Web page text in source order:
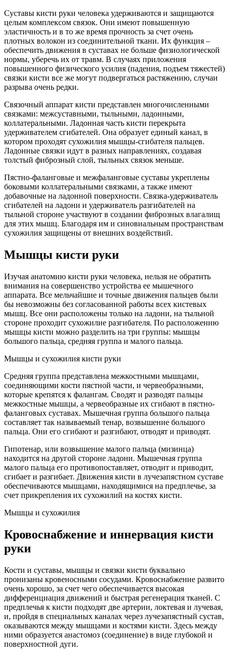
Суставы кисти руки человека удерживаются и защищаются
целым комплексом связок. Они имеют повышенную
эластичность и в то же время прочность за счет очень
плотных волокон из соединительной ткани. Их функция –
обеспечить движения в суставах не больше физиологической
нормы, уберечь их от травм. В случаях приложения
повышенного физического усилия (падения, подъем тяжестей)
связки кисти все же могут подвергаться растяжению, случаи
разрыва очень редки.
Связочный аппарат кисти представлен многочисленными
связками: межсуставными, тыльными, ладонными,
коллатеральными. Ладонная часть кисти перекрыта
удерживателем сгибателей. Она образует единый канал, в
котором проходят сухожилия мышцы-сгибателя пальцев.
Ладонные связки идут в разных направлениях, создавая
толстый фиброзный слой, тыльных связок меньше.
Пястно-фаланговые и межфаланговые суставы укреплены
боковыми коллатеральными связками, а также имеют
добавочные на ладонной поверхности. Связка-удерживатель
сгибателей на ладони и удерживатель разгибателей на
тыльной стороне участвуют в создании фиброзных влагалищ
для этих мышц. Благодаря им и синовиальным пространствам
сухожилия защищены от внешних воздействий.
Мышцы кисти руки
Изучая анатомию кисти руки человека, нельзя не обратить
внимания на совершенство устройства ее мышечного
аппарата. Все мельчайшие и точные движения пальцев были
бы невозможны без согласованной работы всех кистевых
мышц. Все они расположены только на ладони, на тыльной
стороне проходит сухожилие разгибателя. По расположению
мышцы кисти можно разделить на три группы: мышцы
большого пальца, средняя группа и малого пальца.
Мышцы и сухожилия кисти руки
Средняя группа представлена межкостными мышцами,
соединяющими кости пястной части, и червеобразными,
которые крепятся к фалангам. Сводят и разводят пальцы
межкостные мышцы, а червеобразные их сгибают в пястно-
фаланговых суставах. Мышечная группа большого пальца
составляет так называемый тенар, возвышение большого
пальца. Они его сгибают и разгибают, отводят и приводят.
Гипотенар, или возвышение малого пальца (мизинца)
находится на другой стороне ладони. Мышечная группа
малого пальца его противопоставляет, отводит и приводит,
сгибает и разгибает. Движения кисти в лучезапястном суставе
обеспечиваются мышцами, находящимися на предплечье, за
счет прикрепления их сухожилий на костях кисти.
Мышцы и сухожилия
Кровоснабжение и иннервация кисти
руки
Кости и суставы, мышцы и связки кисти буквально
пронизаны кровеносными сосудами. Кровоснабжение развито
очень хорошо, за счет чего обеспечивается высокая
дифференциация движений и быстрая регенерация тканей. С
предплечья к кисти подходят две артерии, локтевая и лучевая,
и, пройдя в специальных каналах через лучезапястный сустав,
оказываются между мышцами и костями кисти. Здесь между
ними образуется анастомоз (соединение) в виде глубокой и
поверхностной дуги.